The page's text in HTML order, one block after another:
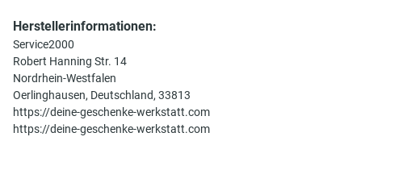
Herstellerinformationen:
Service2000
Robert Hanning Str. 14
Nordrhein-Westfalen
Oerlinghausen, Deutschland, 33813
https://deine-geschenke-werkstatt.com
https://deine-geschenke-werkstatt.com